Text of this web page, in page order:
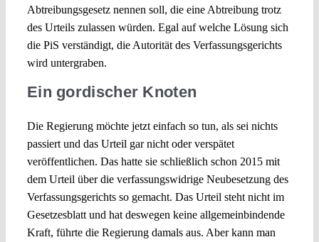
Abtreibungsgesetz nennen soll, die eine Abtreibung trotz
des Urteils zulassen würden. Egal auf welche Lösung sich
die PiS verständigt, die Autorität des Verfassungsgerichts
wird untergraben.
Ein gordischer Knoten
Die Regierung möchte jetzt einfach so tun, als sei nichts
passiert und das Urteil gar nicht oder verspätet
veröffentlichen. Das hatte sie schließlich schon 2015 mit
dem Urteil über die verfassungswidrige Neubesetzung des
Verfassungsgerichts so gemacht. Das Urteil steht nicht im
Gesetzesblatt und hat deswegen keine allgemeinbindende
Kraft, führte die Regierung damals aus. Aber kann man